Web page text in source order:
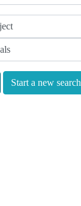
Start a new search